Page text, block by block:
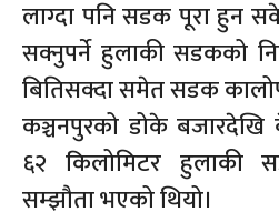
लाग्दा पनि सडक पूरा हुन
सक्नुपर्ने हुलाकी सडकको
बितिसक्दा समेत सडक
कञ्चनपुरको डोके
६२ किलोमिटर हुलाकी
सम्झौता भएको थियो।